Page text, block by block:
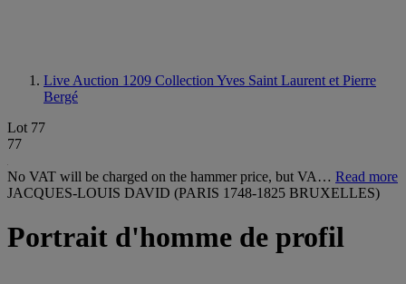
Live Auction 1209 Collection Yves Saint Laurent et Pierre
Bergé
Lot 77
77
No VAT will be charged on the hammer price, but VA… Read more
JACQUES-LOUIS DAVID (PARIS 1748-1825 BRUXELLES)
Portrait d'homme de profil